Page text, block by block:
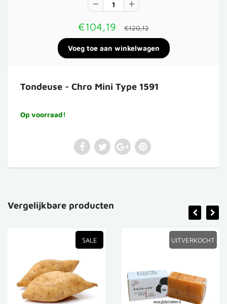
€104,19 €120,12
Tondeuse - Chro Mini Type 1591
Op voorraad!
Vergelijkbare producten
SALE UITVERKOCHT